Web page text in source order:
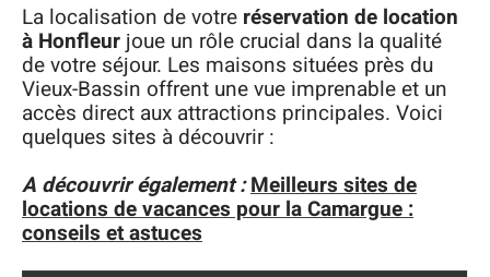
La localisation de votre réservation de location
à Honfleur joue un rôle crucial dans la qualité
de votre séjour. Les maisons situées près du
Vieux-Bassin offrent une vue imprenable et un
accès direct aux attractions principales. Voici
quelques sites à découvrir :
A découvrir également :Meilleurs sites de
locations de vacances pour la Camargue :
conseils et astuces